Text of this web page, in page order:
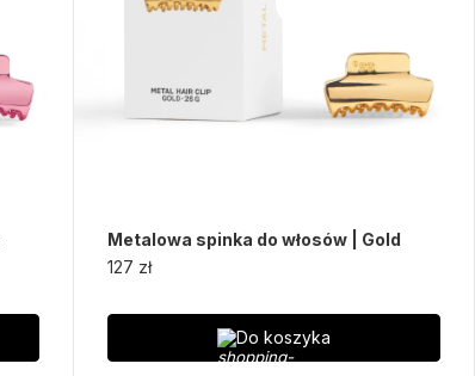
Metalowa spinka do włosów | Gold
127 zł
Do koszyka